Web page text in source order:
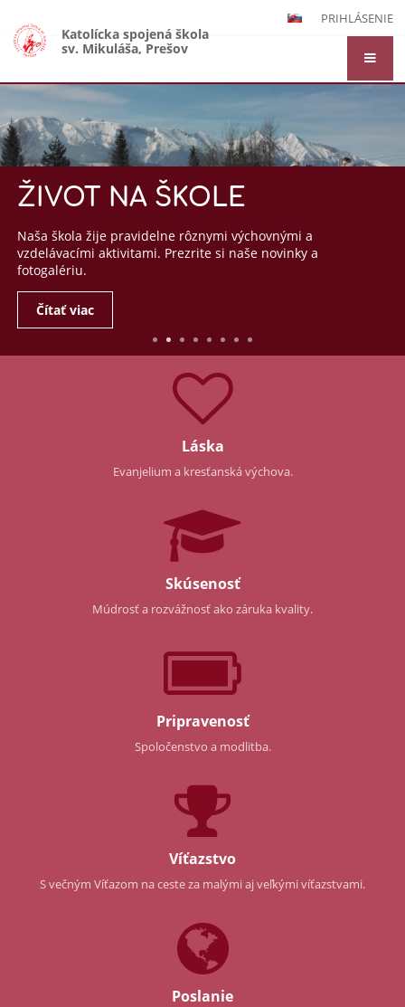
PRIHLÁSENIE
Katolícka spojená škola
sv. Mikuláša, Prešov
Hlavná
stránka
ŽIVOT NA ŠKOLE
Naša škola žije pravidelne rôznymi výchovnými a
vzdelávacími aktivitami. Prezrite si naše novinky a
fotogalériu.
Čítať viac
Láska
Evanjelium a kresťanská výchova.
Skúsenosť
Múdrosť a rozvážnosť ako záruka kvality.
Pripravenosť
Spoločenstvo a modlitba.
Víťazstvo
S večným Víťazom na ceste za malými aj veľkými víťazstvami.
Poslanie